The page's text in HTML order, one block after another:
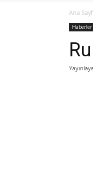
Ana
Haberler